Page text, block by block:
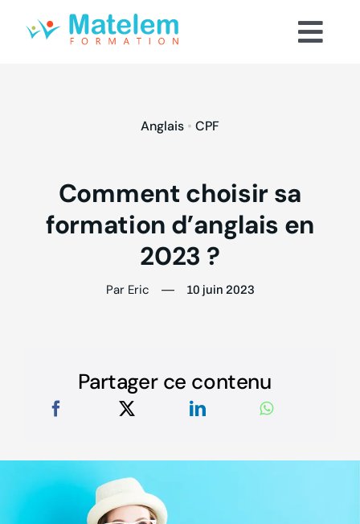
Qui sommes-nous
Devis et renseignements
Anglais • CPF
Comment choisir sa
formation d’anglais en
2023 ?
Par Eric — 10 juin 2023
Partager ce contenu